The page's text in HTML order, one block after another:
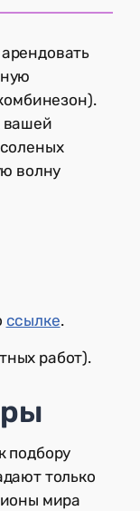
вашей
волну
ссылке.
работ).
подбору
только
мира